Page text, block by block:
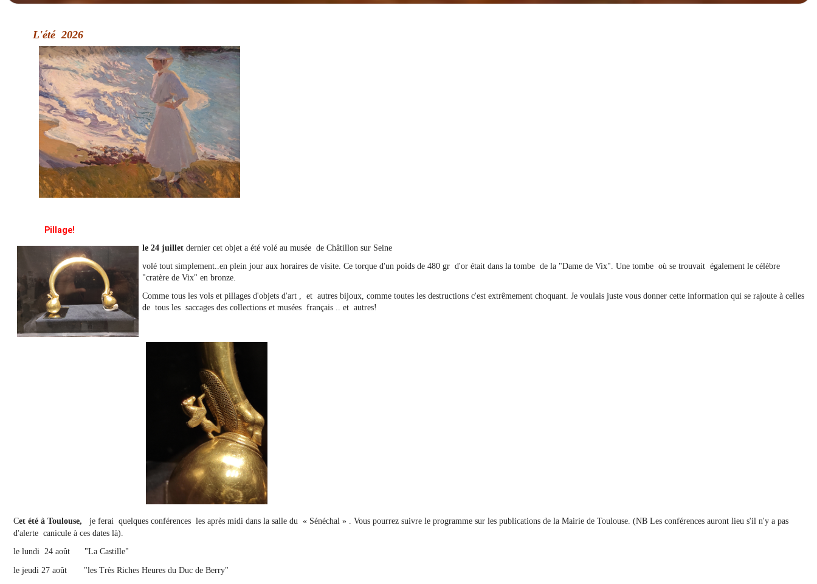
L'été 2026
Pillage!
le 24 juillet dernier cet objet a été volé au musée de Châtillon sur Seine
volé tout simplement..en plein jour aux horaires de visite. Ce torque d'un poids de 480 gr d'or était dans la tombe de la "Dame de Vix". Une tombe où se trouvait également le célèbre
"cratère de Vix" en bronze.
Comme tous les vols et pillages d'objets d'art , et autres bijoux, comme toutes les destructions c'est extrêmement choquant. Je voulais juste vous donner cette information qui se rajoute à celles
de tous les saccages des collections et musées français .. et autres!
Cet été à Toulouse,
je ferai quelques conférences les après midi dans la salle du « Sénéchal » . Vous pourrez suivre le programme sur les publications de la Mairie de Toulouse. (NB Les conférences auront lieu s'il n'y a pas
d'alerte canicule à ces dates là).
le lundi 24 août "La Castille"
le jeudi 27 août "les Très Riches Heures du Duc de Berry"